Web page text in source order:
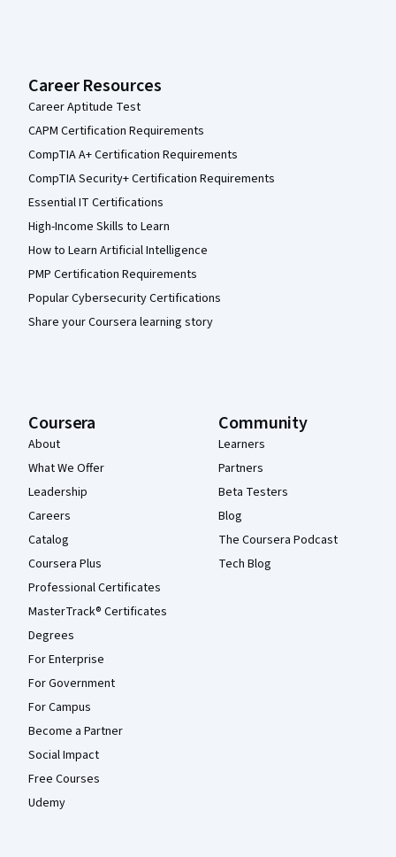
Career Resources
Career Aptitude Test
CAPM Certification Requirements
CompTIA A+ Certification Requirements
CompTIA Security+ Certification Requirements
Essential IT Certifications
High-Income Skills to Learn
How to Learn Artificial Intelligence
PMP Certification Requirements
Popular Cybersecurity Certifications
Share your Coursera learning story
Coursera
About
What We Offer
Leadership
Careers
Catalog
Coursera Plus
Professional Certificates
MasterTrack® Certificates
Degrees
For Enterprise
For Government
For Campus
Become a Partner
Social Impact
Free Courses
Udemy
Community
Learners
Partners
Beta Testers
Blog
The Coursera Podcast
Tech Blog